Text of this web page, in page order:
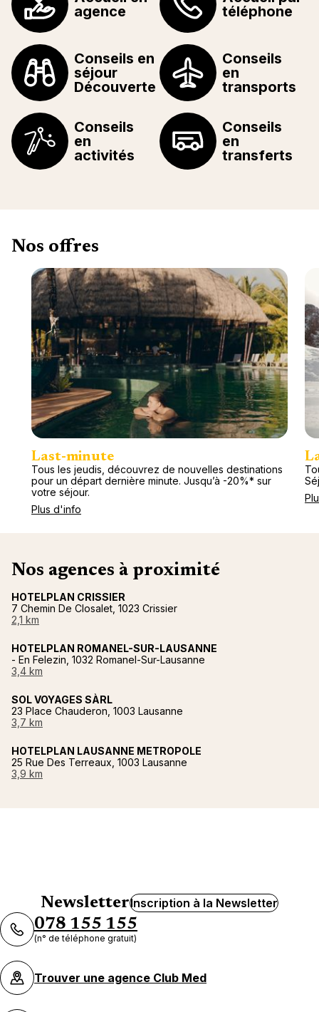
agence
téléphone
Conseils en
séjour
Découverte
Conseils
en
transports
Conseils
en
activités
Conseils
en
transferts
Nos offres
Last-minute
Tous les jeudis, découvrez de nouvelles destinations
pour un départ dernière minute. Jusqu’à -20%* sur
votre séjour.
Plus d'info
Nos agences à proximité
HOTELPLAN CRISSIER
7 Chemin De Closalet, 1023 Crissier
2,1 km
HOTELPLAN ROMANEL-SUR-LAUSANNE
- En Felezin, 1032 Romanel-Sur-Lausanne
3,4 km
SOL VOYAGES SÀRL
23 Place Chauderon, 1003 Lausanne
3,7 km
HOTELPLAN LAUSANNE METROPOLE
25 Rue Des Terreaux, 1003 Lausanne
3,9 km
NewsletterInscription à la Newsletter
078 155 155
(n° de téléphone gratuit)
Trouver une agence Club Med